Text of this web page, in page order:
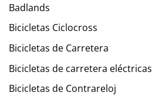
Badlands
Bicicletas Ciclocross
Bicicletas de Carretera
Bicicletas de carretera eléctricas
Bicicletas de Contrareloj